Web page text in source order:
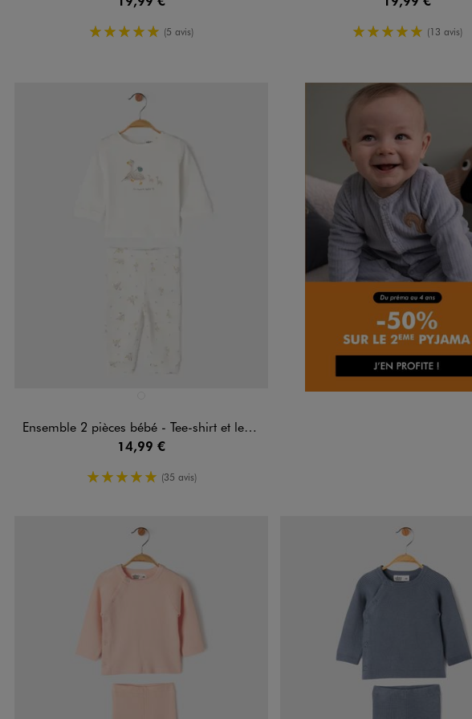
5/5 de moyenne
(5 avis)
5/5 de moyenne
(13 avis)
Ensemble 2 pièces bébé - Tee-shirt et legging
14,99 €
5/5 de moyenne
(35 avis)